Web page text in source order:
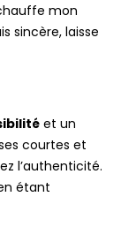
mon
sincère, laisse
et un
courtes et
l’authenticité.
étant